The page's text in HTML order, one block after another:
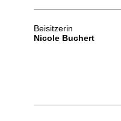
Beisitzerin
Nicole Buchert